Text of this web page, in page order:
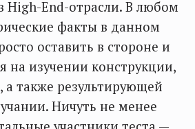
High-End-отрасли. В любом
факты в данном
оставить в стороне и
на изучении конструкции,
а также результирующей
Ничуть не менее